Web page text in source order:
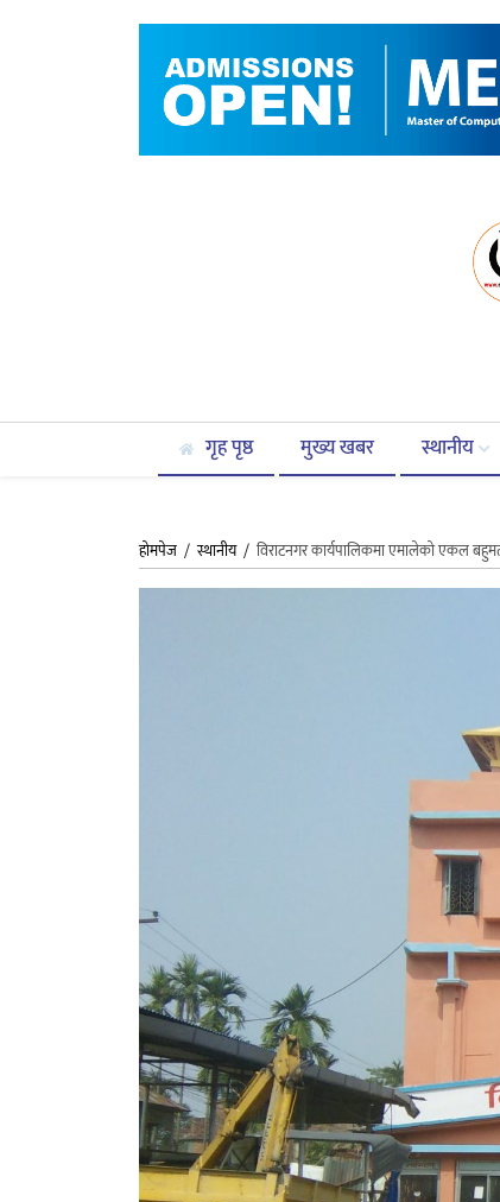
गृह पृष्ठ मुख्य खबर स्थानीय
होमपेज /स्थानीय/ विराटनगर कार्यपालिकमा एमालेको एकल